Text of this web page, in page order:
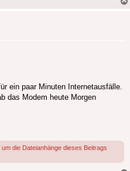
ein paar Minuten Internetausfälle.
das Modem heute Morgen
die Dateianhänge dieses Beitrags